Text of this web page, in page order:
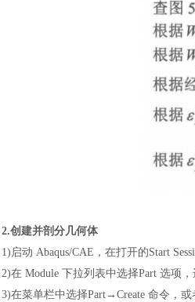
2.创建并剖分几何体
1)启动 Abaqus/CAE，在打开的Start
2)在 Module 下拉列表中选择Part 选项，
3)在菜单栏中选择Part→Create 命令，